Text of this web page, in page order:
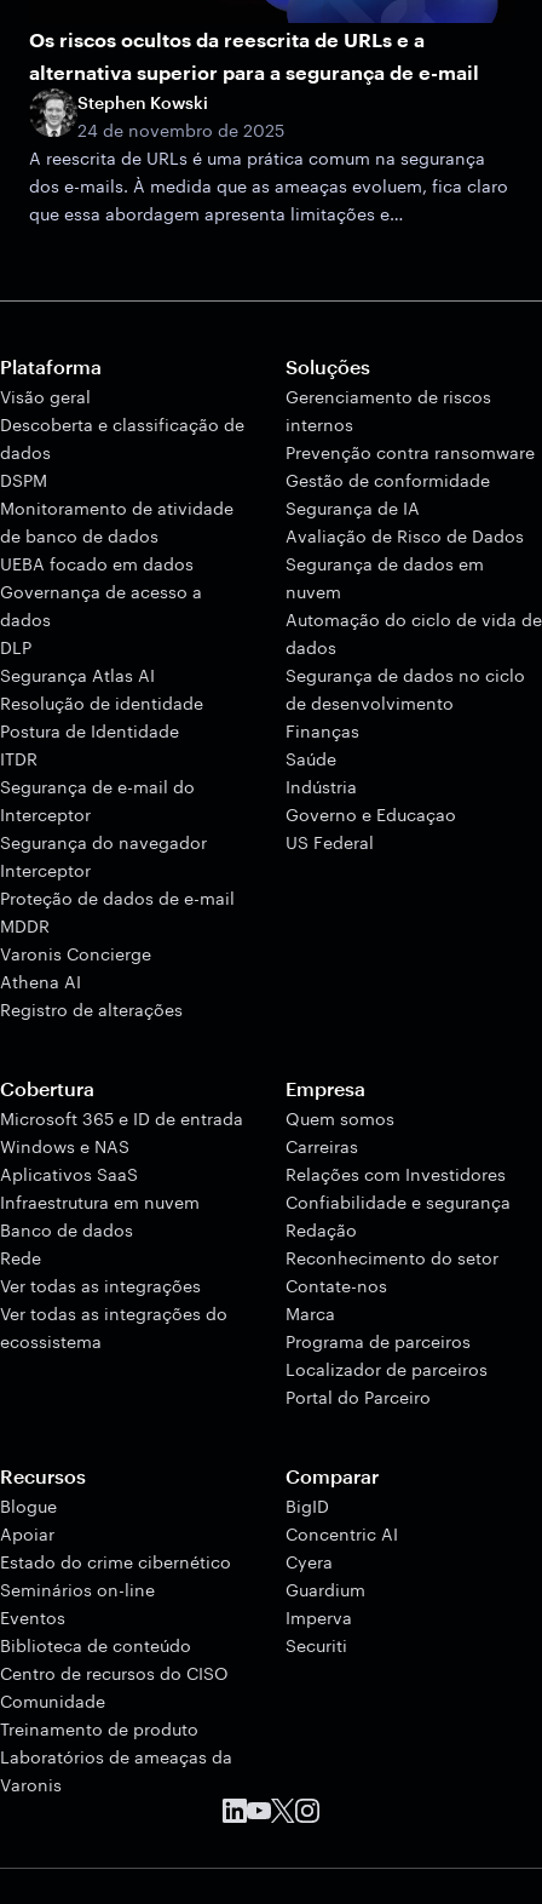
Os riscos ocultos da reescrita de URLs e a
alternativa superior para a segurança de e-mail
Stephen Kowski
24 de novembro de 2025
A reescrita de URLs é uma prática comum na segurança
dos e-mails. À medida que as ameaças evoluem, fica claro
que essa abordagem apresenta limitações e
Plataforma
Visão geral
Descoberta e classificação de
dados
DSPM
Monitoramento de atividade
de banco de dados
UEBA focado em dados
Governança de acesso a
dados
DLP
Segurança Atlas AI
Resolução de identidade
Postura de Identidade
ITDR
Segurança de e-mail do
Interceptor
Segurança do navegador
Interceptor
Proteção de dados de e-mail
MDDR
Varonis Concierge
Athena AI
Registro de alterações
Soluções
Gerenciamento de riscos
internos
Prevenção contra ransomware
Gestão de conformidade
Segurança de IA
Avaliação de Risco de Dados
Segurança de dados em
nuvem
Automação do ciclo de vida de
dados
Segurança de dados no ciclo
de desenvolvimento
Finanças
Saúde
Indústria
Governo e Educaçao
US Federal
Cobertura
Microsoft 365 e ID de entrada
Windows e NAS
Aplicativos SaaS
Infraestrutura em nuvem
Banco de dados
Rede
Ver todas as integrações
Ver todas as integrações do
ecossistema
Empresa
Quem somos
Carreiras
Relações com Investidores
Confiabilidade e segurança
Redação
Reconhecimento do setor
Contate-nos
Marca
Programa de parceiros
Localizador de parceiros
Portal do Parceiro
Recursos
Blogue
Apoiar
Estado do crime cibernético
Seminários on-line
Eventos
Biblioteca de conteúdo
Centro de recursos do CISO
Comunidade
Treinamento de produto
Laboratórios de ameaças da
Varonis
Comparar
BigID
Concentric AI
Cyera
Guardium
Imperva
Securiti